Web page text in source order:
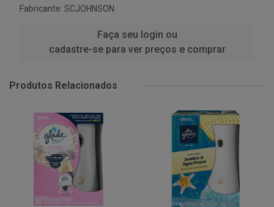
Fabricante: SCJOHNSON
Faça seu login ou
cadastre-se para ver preços e comprar
Produtos Relacionados